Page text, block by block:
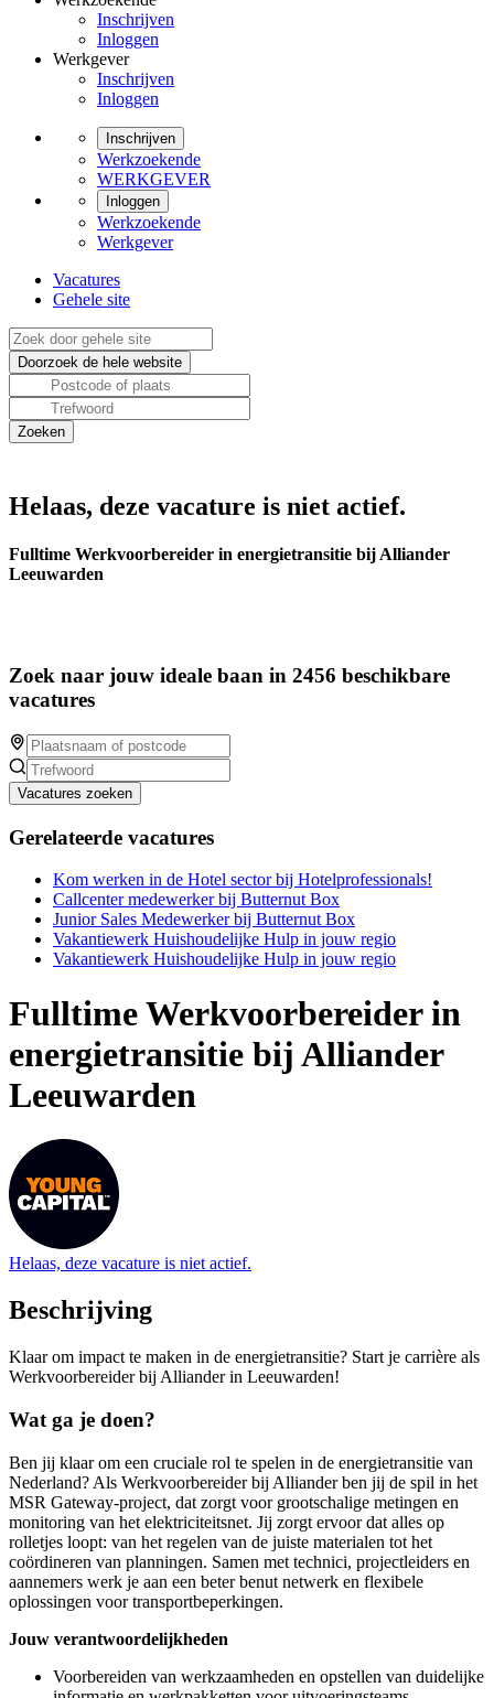
Inschrijven
Inloggen
Werkgever
Inschrijven
Inloggen
Inschrijven
Werkzoekende
WERKGEVER
Inloggen
Werkzoekende
Werkgever
Vacatures
Gehele site
Helaas, deze vacature is niet actief.
Fulltime Werkvoorbereider in energietransitie bij Alliander
Leeuwarden
Zoek naar jouw ideale baan in 2456 beschikbare
vacatures
Vacatures zoeken
Gerelateerde vacatures
Kom werken in de Hotel sector bij Hotelprofessionals!
Callcenter medewerker bij Butternut Box
Junior Sales Medewerker bij Butternut Box
Vakantiewerk Huishoudelijke Hulp in jouw regio
Vakantiewerk Huishoudelijke Hulp in jouw regio
Fulltime Werkvoorbereider in
energietransitie bij Alliander
Leeuwarden
Helaas, deze vacature is niet actief.
Beschrijving
Klaar om impact te maken in de energietransitie? Start je carrière als
Werkvoorbereider bij Alliander in Leeuwarden!
Wat ga je doen?
Ben jij klaar om een cruciale rol te spelen in de energietransitie van
Nederland? Als Werkvoorbereider bij Alliander ben jij de spil in het
MSR Gateway-project, dat zorgt voor grootschalige metingen en
monitoring van het elektriciteitsnet. Jij zorgt ervoor dat alles op
rolletjes loopt: van het regelen van de juiste materialen tot het
coördineren van planningen. Samen met technici, projectleiders en
aannemers werk je aan een beter benut netwerk en flexibele
oplossingen voor transportbeperkingen.
Jouw verantwoordelijkheden
Voorbereiden van werkzaamheden en opstellen van duidelijke